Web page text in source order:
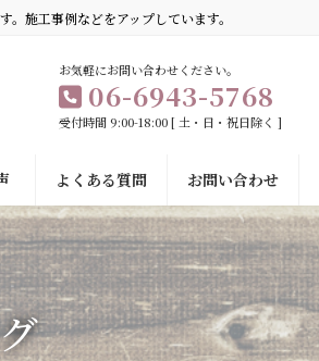
施工事例などをアップしています。
お気軽にお問い合わせください。
06-6943-5768
受付時間 9:00-18:00 [ 土・日・祝日除く ]
よくある質問 お問い合わせ